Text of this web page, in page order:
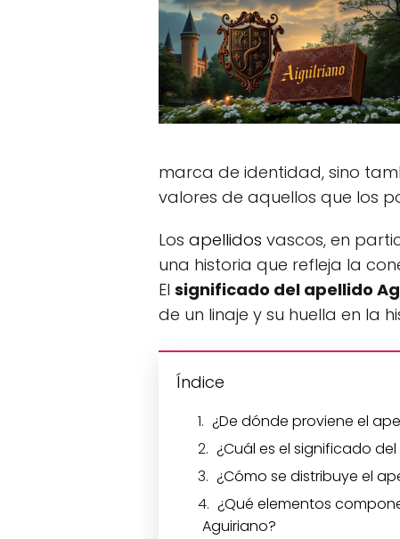
marca de identidad, sino
valores de aquellos que los
Los apellidos vascos, en
una historia que refleja la
El significado del apellido
de un linaje y su huella en la
Índice
¿De dónde proviene el
¿Cuál es el significado
¿Cómo se distribuye el
¿Qué elementos
Aguiriano?